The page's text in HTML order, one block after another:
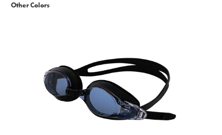
Other Colors